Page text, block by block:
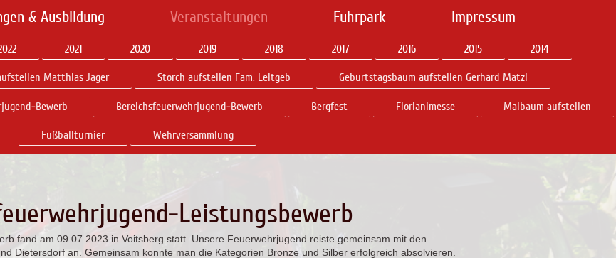
& Ausbildung Veranstaltungen Fuhrpark Impressum
2021 2020 2019 2018 2017 2016 2015 2014
Matthias Jager Storch aufstellen Fam. Leitgeb Geburtstagsbaum aufstellen Gerhard Matzl
Bewerb Bereichsfeuerwehrjugend-Bewerb Bergfest Florianimesse Maibaum aufstellen
Fußballturnier Wehrversammlung
Leistungsbewerb
fand am 09.07.2023 in Voitsberg statt. Unsere Feuerwehrjugend reiste gemeinsam mit den
Dietersdorf an. Gemeinsam konnte man die Kategorien Bronze und Silber erfolgreich absolvieren.